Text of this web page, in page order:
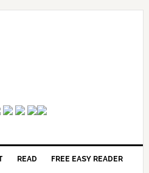
READ FREE EASY READER